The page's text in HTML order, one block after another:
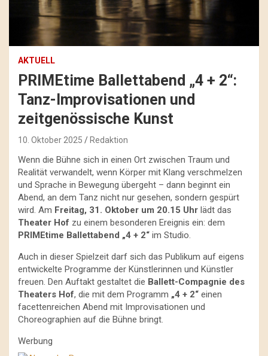
AKTUELL
PRIMEtime Ballettabend „4 + 2“:
Tanz-Improvisationen und
zeitgenössische Kunst
10. Oktober 2025 Redaktion
Wenn die Bühne sich in einen Ort zwischen Traum und
Realität verwandelt, wenn Körper mit Klang verschmelzen
und Sprache in Bewegung übergeht – dann beginnt ein
Abend, an dem Tanz nicht nur gesehen, sondern gespürt
wird. Am Freitag, 31. Oktober um 20.15 Uhr lädt das
Theater Hof zu einem besonderen Ereignis ein: dem
PRIMEtime Ballettabend „4 + 2“ im Studio.
Auch in dieser Spielzeit darf sich das Publikum auf eigens
entwickelte Programme der Künstlerinnen und Künstler
freuen. Den Auftakt gestaltet die Ballett-Compagnie des
Theaters Hof, die mit dem Programm „4 + 2“ einen
facettenreichen Abend mit Improvisationen und
Choreographien auf die Bühne bringt.
Werbung